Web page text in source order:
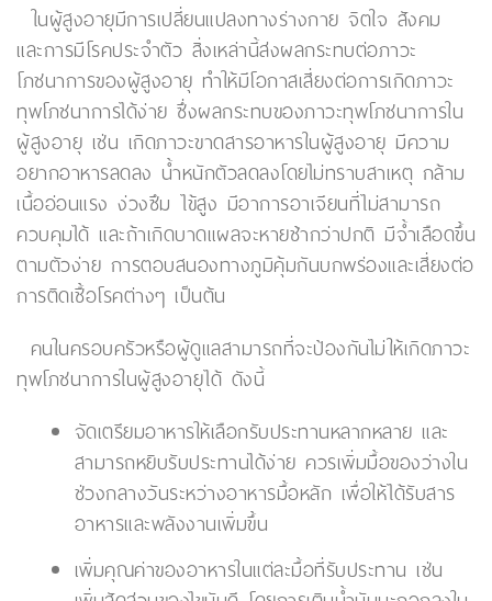
ในผู้สูงอายุมีการเปลี่ยนแปลงทางร่างกาย จิตใจ สังคม
และการมีโรคประจำตัว สิ่งเหล่านี้ส่งผลกระทบต่อภาวะ
โภชนาการของผู้สูงอายุ ทำให้มีโอกาสเสี่ยงต่อการเกิดภาวะ
ทุพโภชนาการได้ง่าย ซึ่งผลกระทบของภาวะทุพโภชนาการใน
ผู้สูงอายุ เช่น เกิดภาวะขาดสารอาหารในผู้สูงอายุ มีความ
อยากอาหารลดลง น้ำหนักตัวลดลงโดยไม่ทราบสาเหตุ กล้าม
เนื้ออ่อนแรง ง่วงซึม ไข้สูง มีอาการอาเจียนที่ไม่สามารถ
ควบคุมได้ และถ้าเกิดบาดแผลจะหายช้ากว่าปกติ มีจ้ำเลือดขึ้น
ตามตัวง่าย การตอบสนองทางภูมิคุ้มกันบกพร่องและเสี่ยงต่อ
การติดเชื้อโรคต่างๆ เป็นต้น
คนในครอบครัวหรือผู้ดูแลสามารถที่จะป้องกันไม่ให้เกิดภาวะ
ทุพโภชนาการในผู้สูงอายุได้ ดังนี้
จัดเตรียมอาหารให้เลือกรับประทานหลากหลาย และ
สามารถหยิบรับประทานได้ง่าย ควรเพิ่มมื้อของว่างใน
ช่วงกลางวันระหว่างอาหารมื้อหลัก เพื่อให้ได้รับสาร
อาหารและพลังงานเพิ่มขึ้น
เพิ่มคุณค่าของอาหารในแต่ละมื้อที่รับประทาน เช่น